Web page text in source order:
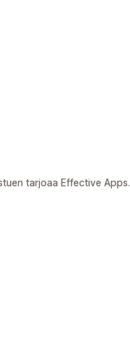
tarjoaa Effective Apps.